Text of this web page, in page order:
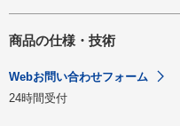
商品の仕様・技術
Webお問い合わせフォーム
24時間受付